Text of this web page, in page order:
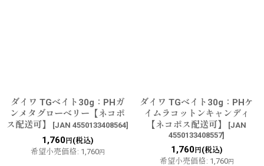
ダイワ TGベイト30g：PHガ
ンメタグローベリー【ネコポ
ス配送可】
[JAN 4550133408564]
1,760円(税込)
希望小売価格: 1,760円
ダイワ TGベイト30g：PHケ
イムラコットンキャンディ
【ネコポス配送可】
[JAN
4550133408557]
1,760円(税込)
希望小売価格: 1,760円